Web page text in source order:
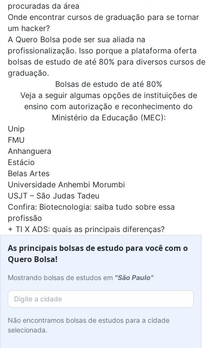
procuradas da área
Onde encontrar cursos de graduação para se tornar
um hacker?
A Quero Bolsa pode ser sua aliada na
profissionalização. Isso porque a plataforma oferta
bolsas de estudo de até 80% para diversos cursos de
graduação.
Bolsas de estudo de até 80%
Veja a seguir algumas opções de instituições de
ensino com autorização e reconhecimento do
Ministério da Educação (MEC):
Unip
FMU
Anhanguera
Estácio
Belas Artes
Universidade Anhembi Morumbi
USJT – São Judas Tadeu
Confira: Biotecnologia: saiba tudo sobre essa
profissão
+ TI X ADS: quais as principais diferenças?
As principais bolsas de estudo para você com o
Quero Bolsa!
Mostrando bolsas de estudos em "São Paulo"
Não encontramos bolsas de estudos para a cidade
selecionada.